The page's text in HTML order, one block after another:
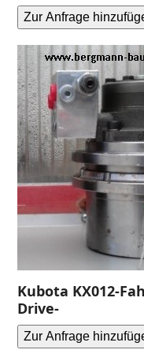
Zur Anfrage
Kubota KX012-
Drive-
Zur Anfrage